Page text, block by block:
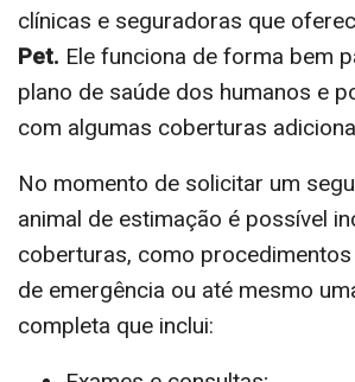
clínicas e seguradoras que
Pet. Ele funciona de forma bem
plano de saúde dos humanos e
com algumas coberturas
No momento de solicitar um
animal de estimação é possível
coberturas, como
de emergência ou até mesmo
completa que inclui: